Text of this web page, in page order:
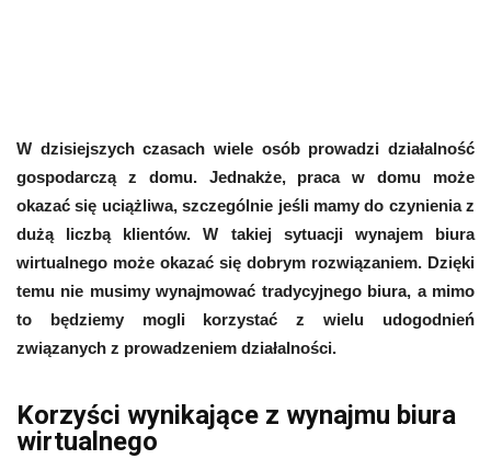
W dzisiejszych czasach wiele osób prowadzi działalność
gospodarczą z domu. Jednakże, praca w domu może
okazać się uciążliwa, szczególnie jeśli mamy do czynienia z
dużą liczbą klientów. W takiej sytuacji wynajem biura
wirtualnego może okazać się dobrym rozwiązaniem. Dzięki
temu nie musimy wynajmować tradycyjnego biura, a mimo
to będziemy mogli korzystać z wielu udogodnień
związanych z prowadzeniem działalności.
Korzyści wynikające z wynajmu biura
wirtualnego